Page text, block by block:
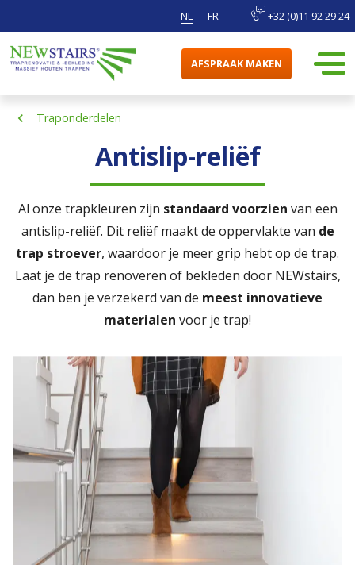
NL FR +32 (0)11 92 29 24
AFSPRAAK MAKEN
Traponderdelen
Antislip-reliëf
Al onze trapkleuren zijn standaard voorzien van een
antislip-reliëf. Dit reliëf maakt de oppervlakte van de
trap stroever, waardoor je meer grip hebt op de trap.
Laat je de trap renoveren of bekleden door NEWstairs,
dan ben je verzekerd van de meest innovatieve
materialen voor je trap!